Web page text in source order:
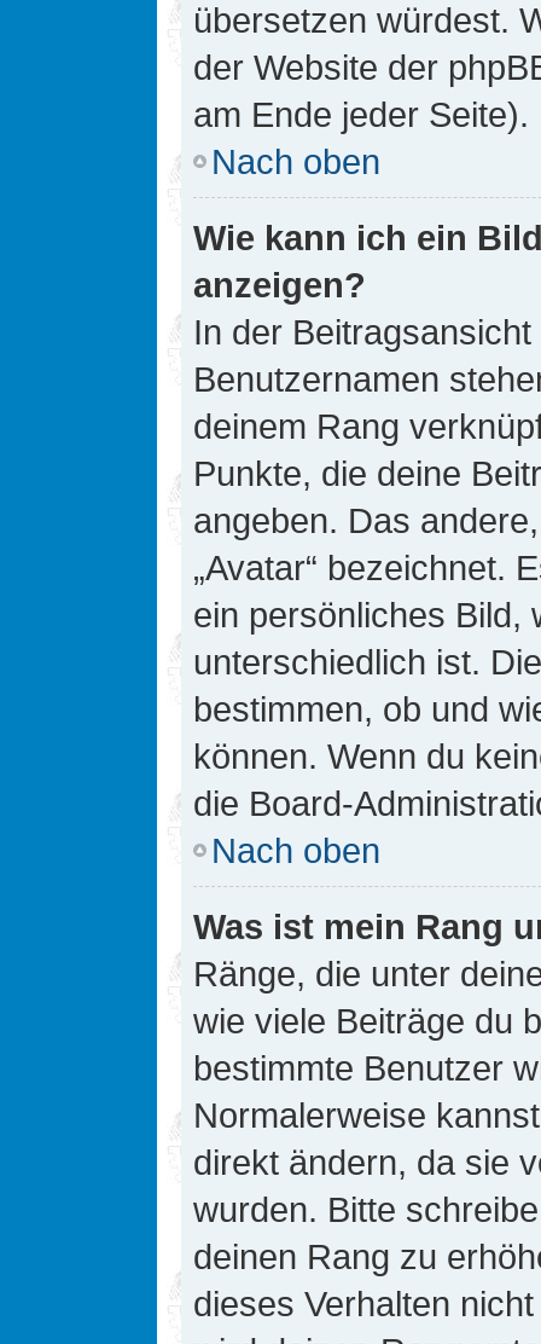
übersetzen würdest.
der Website der
am Ende jeder Seite).
Nach oben
Wie kann ich ein
anzeigen?
In der
Benutzernamen
deinem Rang
Punkte, die deine
angeben. Das
„Avatar“ bezeichnet.
ein persönliches Bild,
unterschiedlich ist.
bestimmen, ob und
können. Wenn du
die Board-
Nach oben
Was ist mein Rang
Ränge, die unter
wie viele Beiträge du
bestimmte Benutzer
Normalerweise
direkt ändern, da sie
wurden. Bitte
deinen Rang zu
dieses Verhalten